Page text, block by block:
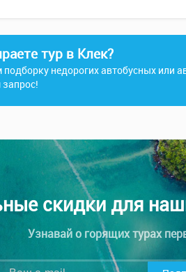
тур в Клек?
недорогих автобусных или
скидки для
Узнавай о горящих турах